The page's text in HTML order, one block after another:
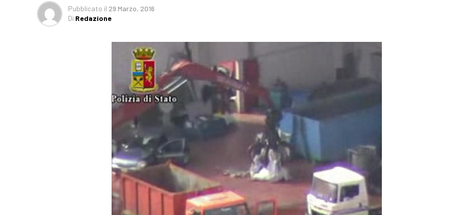
Pubblicato il 29 Marzo, 2016
Di Redazione